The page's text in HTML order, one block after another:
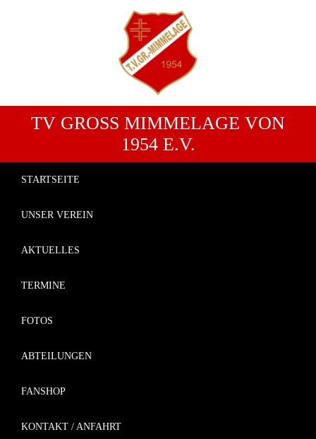
TV GROSS MIMMELAGE VON 1
954 E.V.
STARTSEITE
UNSER VEREIN
AKTUELLES
TERMINE
FOTOS
ABTEILUNGEN
FANSHOP
KONTAKT / ANFAHRT